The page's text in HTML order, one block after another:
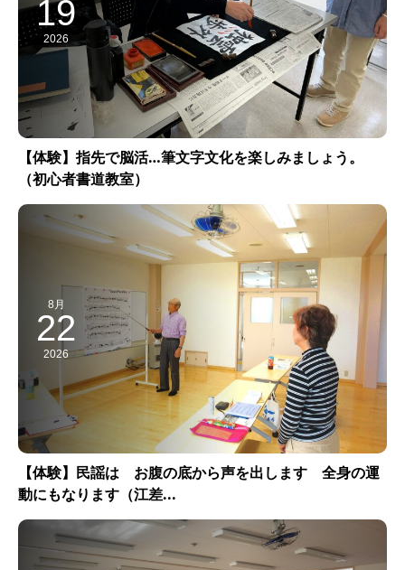
19
2026
【体験】指先で脳活…筆文字文化を楽しみましょう。
（初心者書道教室）
8月
22
2026
【体験】民謡は お腹の底から声を出します 全身の運
動にもなります（江差...